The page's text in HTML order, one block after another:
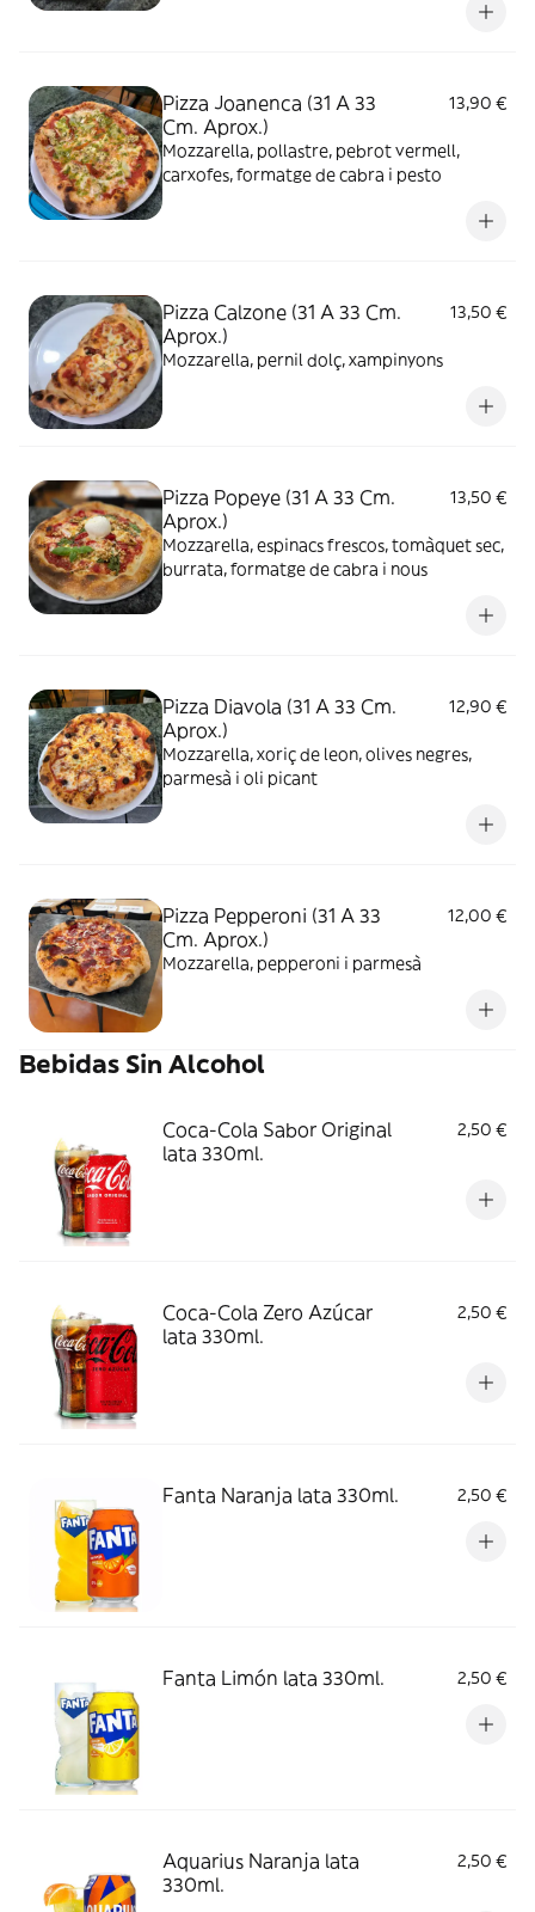
Pizza Joanenca (31 A 33
Cm. Aprox.)
13,90 €
Mozzarella, pollastre, pebrot vermell,
carxofes, formatge de cabra i pesto
Pizza Calzone (31 A 33 Cm.
Aprox.)
13,50 €
Mozzarella, pernil dolç, xampinyons
Pizza Popeye (31 A 33 Cm.
Aprox.)
13,50 €
Mozzarella, espinacs frescos, tomàquet sec,
burrata, formatge de cabra i nous
Pizza Diavola (31 A 33 Cm.
Aprox.)
12,90 €
Mozzarella, xoriç de leon, olives negres,
parmesà i oli picant
Pizza Pepperoni (31 A 33
Cm. Aprox.)
12,00 €
Mozzarella, pepperoni i parmesà
Bebidas Sin Alcohol
Coca-Cola Sabor Original
lata 330ml.
2,50 €
Coca-Cola Zero Azúcar
lata 330ml.
2,50 €
Fanta Naranja lata 330ml. 2,50 €
Fanta Limón lata 330ml. 2,50 €
Aquarius Naranja lata
330ml.
2,50 €